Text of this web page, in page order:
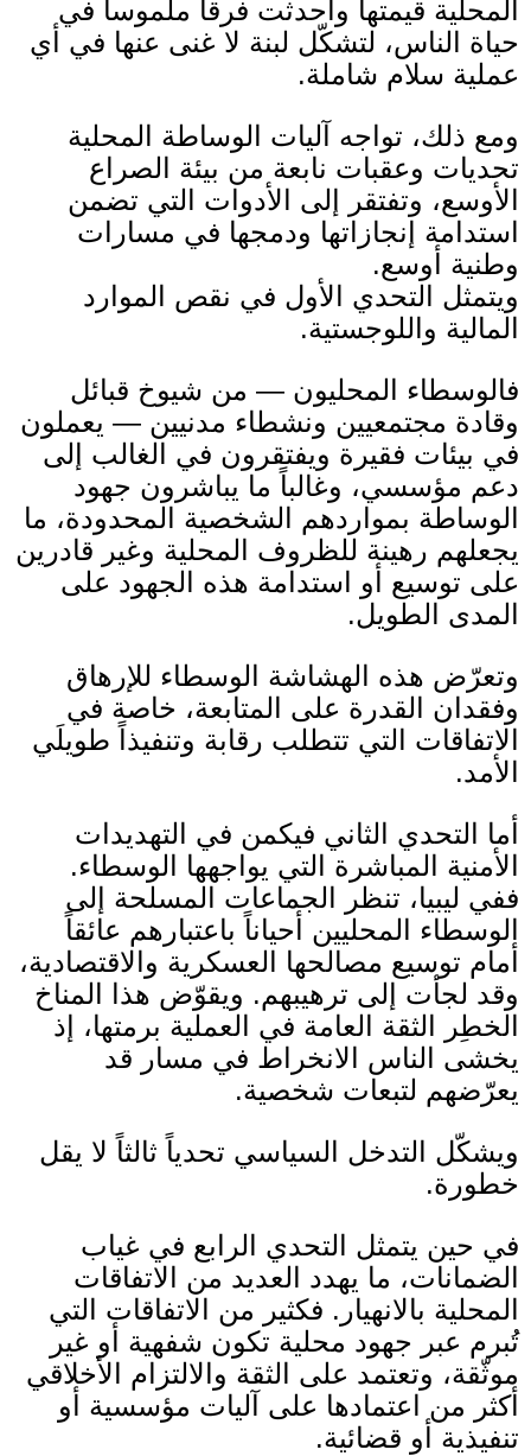
المحلية قيمتها وأحدثت فرقاً ملموساً في
حياة الناس، لتشكّل لبنة لا غنى عنها في أي
عملية سلام شاملة.
ومع ذلك، تواجه آليات الوساطة المحلية
تحديات وعقبات نابعة من بيئة الصراع
الأوسع، وتفتقر إلى الأدوات التي تضمن
استدامة إنجازاتها ودمجها في مسارات
وطنية أوسع.
ويتمثل التحدي الأول في نقص الموارد
المالية واللوجستية.
فالوسطاء المحليون — من شيوخ قبائل
وقادة مجتمعيين ونشطاء مدنيين — يعملون
في بيئات فقيرة ويفتقرون في الغالب إلى
دعم مؤسسي، وغالباً ما يباشرون جهود
الوساطة بمواردهم الشخصية المحدودة، ما
يجعلهم رهينة للظروف المحلية وغير قادرين
على توسيع أو استدامة هذه الجهود على
المدى الطويل.
وتعرّض هذه الهشاشة الوسطاء للإرهاق
وفقدان القدرة على المتابعة، خاصة في
الاتفاقات التي تتطلب رقابة وتنفيذاً طويلَي
الأمد.
أما التحدي الثاني فيكمن في التهديدات
الأمنية المباشرة التي يواجهها الوسطاء.
ففي ليبيا، تنظر الجماعات المسلحة إلى
الوسطاء المحليين أحياناً باعتبارهم عائقاً
أمام توسيع مصالحها العسكرية والاقتصادية،
وقد لجأت إلى ترهيبهم. ويقوّض هذا المناخ
الخطِر الثقة العامة في العملية برمتها، إذ
يخشى الناس الانخراط في مسار قد
يعرّضهم لتبعات شخصية.
ويشكّل التدخل السياسي تحدياً ثالثاً لا يقل
خطورة.
في حين يتمثل التحدي الرابع في غياب
الضمانات، ما يهدد العديد من الاتفاقات
المحلية بالانهيار . فكثير من الاتفاقات التي
تُبرم عبر جهود محلية تكون شفهية أو غير
موثّقة، وتعتمد على الثقة والالتزام الأخلاقي
أكثر من اعتمادها على آليات مؤسسية أو
تنفيذية أو قضائية.